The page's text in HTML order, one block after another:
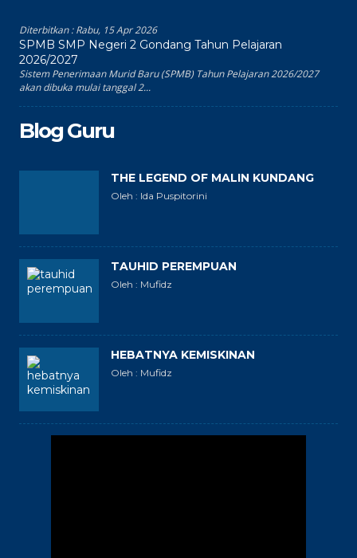
Diterbitkan :Rabu, 15 Apr 2026
SPMB SMP Negeri 2 Gondang Tahun Pelajaran
2026/2027
Sistem Penerimaan Murid Baru (SPMB) Tahun Pelajaran 2026/2027
akan dibuka mulai tanggal 2...
Blog Guru
THE LEGEND OF MALIN KUNDANG
Oleh : Ida Puspitorini
TAUHID PEREMPUAN
Oleh : Mufidz
HEBATNYA KEMISKINAN
Oleh : Mufidz